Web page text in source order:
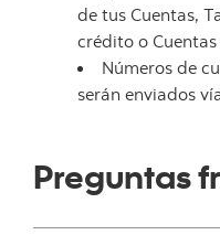
de tus Cuentas,
crédito o
Números de
serán enviados
Preguntas